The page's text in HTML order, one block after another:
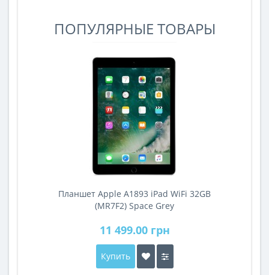
ПОПУЛЯРНЫЕ ТОВАРЫ
Планшет Apple A1893 iPad WiFi 32GB
(MR7F2) Space Grey
11 499.00 грн
Купить